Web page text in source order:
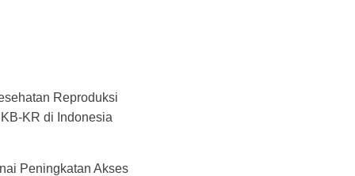
Reproduksi
KR di Indonesia
Peningkatan Akses